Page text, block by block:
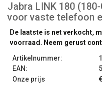
Jabra LINK 180
voor vaste telefoon
De laatste is net verkocht,
voorraad. Neem gerust
Artikelnummer:
EAN:
Onze prijs